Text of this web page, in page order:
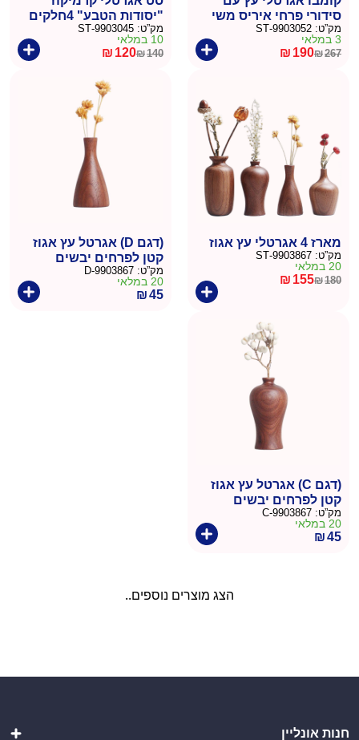
סידורי פרחי איריס משי
מק”ט: 9903052-ST
3 במלאי
₪267
המחיר
₪ 190
המחיר
"יסודות הטבע" 4חלקים
מק”ט: 9903045-ST
10 במלאי
₪140
המחיר
₪ 120
המחיר
מארז 4 אגרטלי עץ אגוז
מק”ט: 9903867-ST
20 במלאי
₪180
המחיר
₪ 155
המחיר
(דגם D) אגרטל עץ אגוז
קטן לפרחים יבשים
מק”ט: 9903867-D
20 במלאי
₪45
(דגם C) אגרטל עץ אגוז
קטן לפרחים יבשים
מק”ט: 9903867-C
20 במלאי
₪45
הצג מוצרים נוספים..
חנות אונליין